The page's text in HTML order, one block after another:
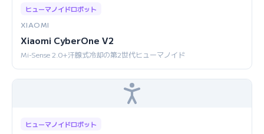
ヒューマノイドロボット
XIAOMI
Xiaomi CyberOne V2
Mi-Sense 2.0+汗腺式冷却の第2世代ヒューマノイド
ヒューマノイドロボット